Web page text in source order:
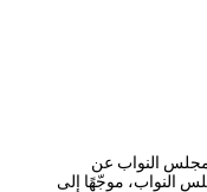
عن
موجّهًا إلى